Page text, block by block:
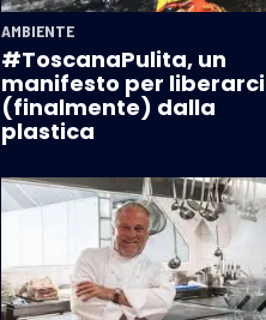
AMBIENTE
#ToscanaPulita, un
manifesto per liberarci
(finalmente) dalla
plastica